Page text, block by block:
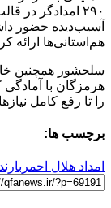
آسیب‌دیده حضور
هم‌استانی‌ها ارائه
سلحشور همچنین
هرمزگان با
را تا رفع کامل
برچسب ها:
امداد هلال احمر